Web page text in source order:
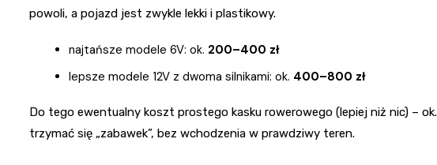
powoli, a pojazd jest zwykle lekki i plastikowy.
najtańsze modele 6V: ok. 200–400 zł
lepsze modele 12V z dwoma silnikami: ok. 400–800 zł
Do tego ewentualny koszt prostego kasku rowerowego (lepiej niż nic) – ok.
trzymać się „zabawek”, bez wchodzenia w prawdziwy teren.